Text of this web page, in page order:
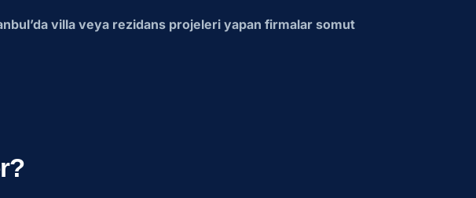
villa veya rezidans projeleri yapan firmalar somut